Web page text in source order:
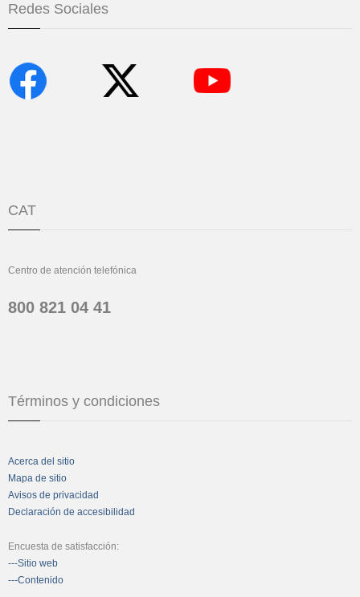
Redes Sociales
CAT
Centro de atención telefónica
800 821 04 41
Términos y condiciones
Acerca del sitio
Mapa de sitio
Avisos de privacidad
Declaración de accesibilidad
Encuesta de satisfacción:
---Sitio web
---Contenido